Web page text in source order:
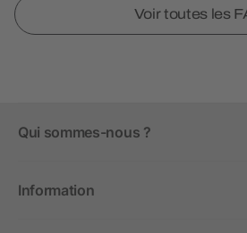
Voir toutes les
Qui sommes-nous ?
Information